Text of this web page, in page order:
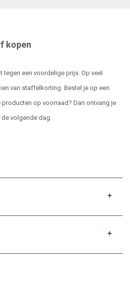
kopen
tegen een voordelige prijs. Op veel
van staffelkorting. Bestel je op een
op voorraad? Dan ontvang je
volgende dag.